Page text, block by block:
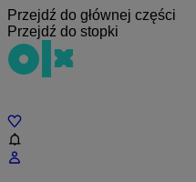
Przejdź do głównej części
Przejdź do stopki